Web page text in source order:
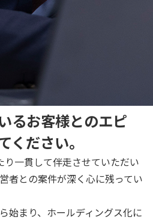
るお客様とのエピ
ください。
一貫して伴走させていただい
者との案件が深く心に残ってい
始まり、ホールディングス化に